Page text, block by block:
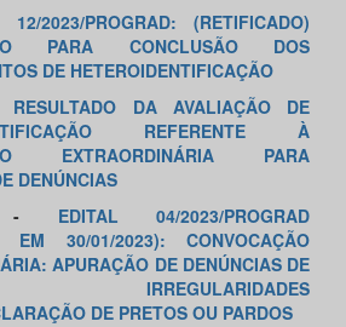
12/2023/PROGRAD: (RETIFICADO)
PARA CONCLUSÃO DOS
DE HETEROIDENTIFICAÇÃO
RESULTADO DA AVALIAÇÃO DE
REFERENTE À
EXTRAORDINÁRIA PARA
DENÚNCIAS
- EDITAL 04/2023/PROGRAD
EM 30/01/2023): CONVOCAÇÃO
APURAÇÃO DE DENÚNCIAS DE
IRREGULARIDADES
DE PRETOS OU PARDOS